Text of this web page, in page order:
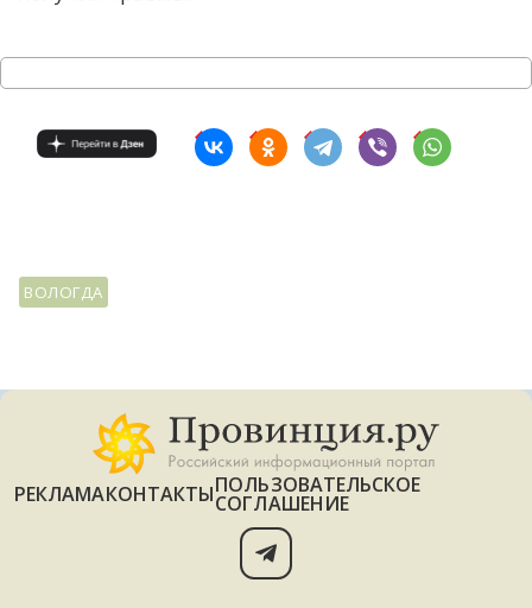
Е
И
С
Ч
ВОЛОГДА
РЕКЛАМАКОНТАКТЫПОЛЬЗОВАТЕЛЬСКОЕ
СОГЛАШЕНИЕ